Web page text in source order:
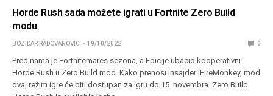
Horde Rush sada možete igrati u Fortnite Zero Build
modu
BOZIDAR RADOVANOVIC 19/10/2022 0
Pred nama je Fortnitemares sezona, a Epic je ubacio kooperativni
Horde Rush u Zero Build mod. Kako prenosi insajder iFireMonkey, mod
ovaj režim igre će biti dostupan za igru do 15. novembra. Zero Build